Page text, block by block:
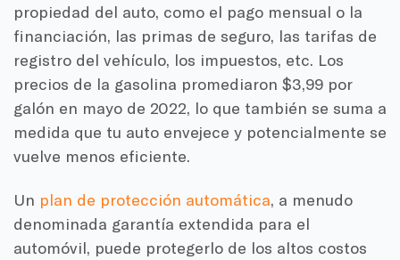
propiedad del auto, como el pago mensual o la
financiación, las primas de seguro, las tarifas de
registro del vehículo, los impuestos, etc. Los
precios de la gasolina promediaron $3,99 por
galón en mayo de 2022, lo que también se suma a
medida que tu auto envejece y potencialmente se
vuelve menos eficiente.
Un plan de protección automática, a menudo
denominada garantía extendida para el
automóvil, puede protegerlo de los altos costos